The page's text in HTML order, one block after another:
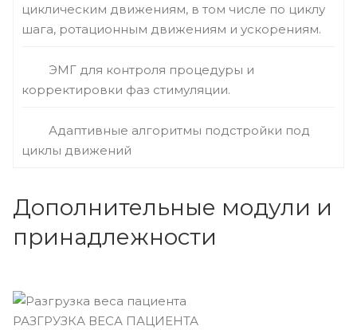
циклическим движениям, в том числе по циклу
шага, ротационным движениям и ускорениям.
ЭМГ для контроля процедуры и
корректировки фаз стимуляции.
Адаптивные алгоритмы подстройки под
циклы движений
Дополнительные модули и
принадлежности
РАЗГРУЗКА ВЕСА ПАЦИЕНТА